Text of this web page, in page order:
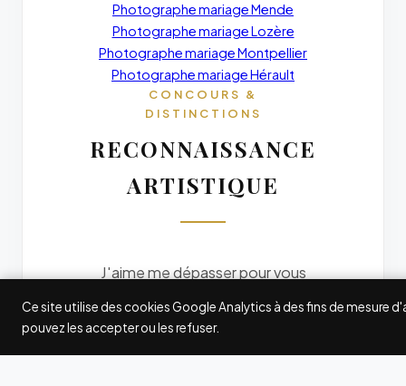
Photographe mariage Mende
Photographe mariage Lozère
Photographe mariage Montpellier
Photographe mariage Hérault
CONCOURS &
DISTINCTIONS
RECONNAISSANCE
ARTISTIQUE
J'aime me dépasser pour vous
offrir des photos originales. Je
participe à quelques grands
concours internationaux de
Ce site utilise des cookies Google Analytics à des fins de mesure
pouvez les accepter ou les refuser.